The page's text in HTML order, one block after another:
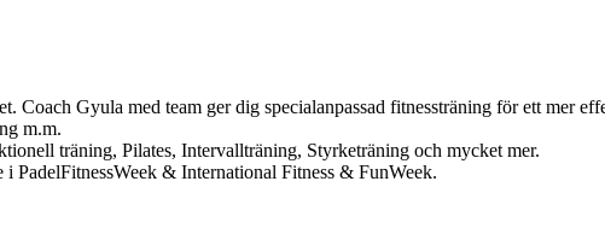
Gyula med team ger dig specialanpassad fitnessträning för ett mer
m.m.
träning, Pilates, Intervallträning, Styrketräning och mycket mer.
PadelFitnessWeek & International Fitness & FunWeek.